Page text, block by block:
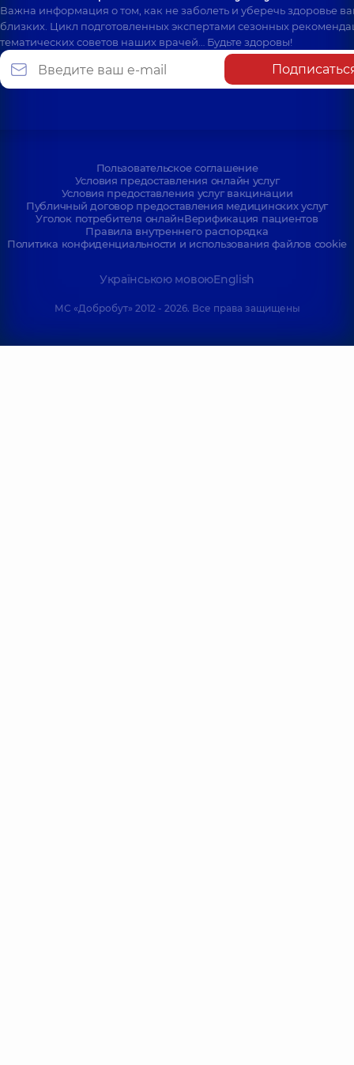
Важна информация о том, как не заболеть и уберечь здоровье
близких. Цикл подготовленных экспертами сезонных
тематических советов наших врачей… Будьте здоровы!
Пользовательское соглашение
Условия предоставления онлайн услуг
Условия предоставления услуг вакцинации
Публичный договор предоставления медицинских услуг
Уголок потребителя онлайнВерификация пациентов
Правила внутреннего распорядка
Политика конфиденциальности и использования файлов cookie
Українською мовоюEnglish
МС «Добробут» 2012 - 2026. Все права защищены